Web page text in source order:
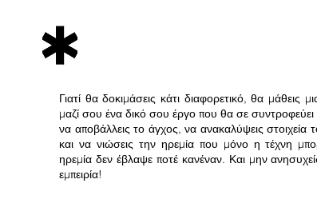
Γιατί θα δοκιμάσεις κάτι διαφορετικό, θα μάθεις
μαζί σου ένα δικό σου έργο που θα σε
να αποβάλλεις το άγχος, να ανακαλύψεις
και να νιώσεις την ηρεμία που μόνο η τέχνη
ηρεμία δεν έβλαψε ποτέ κανέναν. Και μην
εμπειρία!